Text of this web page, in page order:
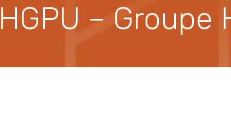
HGPU –